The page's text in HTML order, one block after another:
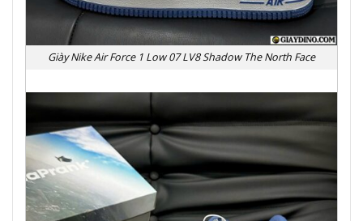
Giày Nike Air Force 1 Low 07 LV8 Shadow The North Face